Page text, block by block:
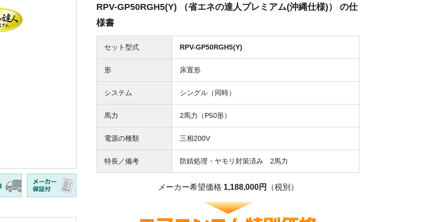
RPV-GP50RGH5(Y) （省エネの達人プレミアム(沖縄仕様)） の仕
様書
セット型式 RPV-GP50RGH5(Y)
形 床置形
システム シングル（同時）
馬力 2馬力（P50形）
電源の種類 三相200V
特長／備考 防錆処理・ヤモリ対策済み 2馬力
メーカー希望価格 1,188,000円 （税別）